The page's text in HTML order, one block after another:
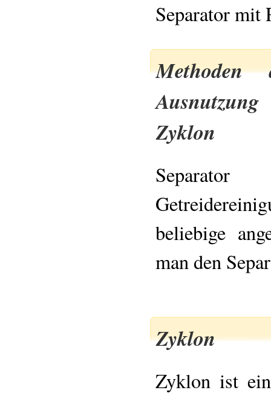
Separator mit
Zyklon
beliebige
man den
Zyklon
Zyklon ist